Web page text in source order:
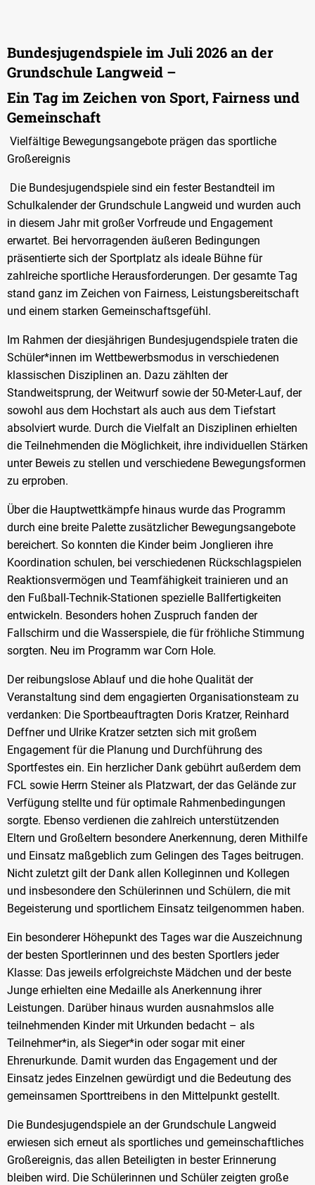
Bundesjugendspiele im Juli 2026 an der
Grundschule Langweid –
Ein Tag im Zeichen von Sport, Fairness und
Gemeinschaft
Vielfältige Bewegungsangebote prägen das sportliche
Großereignis
Die Bundesjugendspiele sind ein fester Bestandteil im
Schulkalender der Grundschule Langweid und wurden auch
in diesem Jahr mit großer Vorfreude und Engagement
erwartet. Bei hervorragenden äußeren Bedingungen
präsentierte sich der Sportplatz als ideale Bühne für
zahlreiche sportliche Herausforderungen. Der gesamte Tag
stand ganz im Zeichen von Fairness, Leistungsbereitschaft
und einem starken Gemeinschaftsgefühl.
Im Rahmen der diesjährigen Bundesjugendspiele traten die
Schüler*innen im Wettbewerbsmodus in verschiedenen
klassischen Disziplinen an. Dazu zählten der
Standweitsprung, der Weitwurf sowie der 50-Meter-Lauf, der
sowohl aus dem Hochstart als auch aus dem Tiefstart
absolviert wurde. Durch die Vielfalt an Disziplinen erhielten
die Teilnehmenden die Möglichkeit, ihre individuellen Stärken
unter Beweis zu stellen und verschiedene Bewegungsformen
zu erproben.
Über die Hauptwettkämpfe hinaus wurde das Programm
durch eine breite Palette zusätzlicher Bewegungsangebote
bereichert. So konnten die Kinder beim Jonglieren ihre
Koordination schulen, bei verschiedenen Rückschlagspielen
Reaktionsvermögen und Teamfähigkeit trainieren und an
den Fußball-Technik-Stationen spezielle Ballfertigkeiten
entwickeln. Besonders hohen Zuspruch fanden der
Fallschirm und die Wasserspiele, die für fröhliche Stimmung
sorgten. Neu im Programm war Corn Hole.
Der reibungslose Ablauf und die hohe Qualität der
Veranstaltung sind dem engagierten Organisationsteam zu
verdanken: Die Sportbeauftragten Doris Kratzer, Reinhard
Deffner und Ulrike Kratzer setzten sich mit großem
Engagement für die Planung und Durchführung des
Sportfestes ein. Ein herzlicher Dank gebührt außerdem dem
FCL sowie Herrn Steiner als Platzwart, der das Gelände zur
Verfügung stellte und für optimale Rahmenbedingungen
sorgte. Ebenso verdienen die zahlreich unterstützenden
Eltern und Großeltern besondere Anerkennung, deren Mithilfe
und Einsatz maßgeblich zum Gelingen des Tages beitrugen.
Nicht zuletzt gilt der Dank allen Kolleginnen und Kollegen
und insbesondere den Schülerinnen und Schülern, die mit
Begeisterung und sportlichem Einsatz teilgenommen haben.
Ein besonderer Höhepunkt des Tages war die Auszeichnung
der besten Sportlerinnen und des besten Sportlers jeder
Klasse: Das jeweils erfolgreichste Mädchen und der beste
Junge erhielten eine Medaille als Anerkennung ihrer
Leistungen. Darüber hinaus wurden ausnahmslos alle
teilnehmenden Kinder mit Urkunden bedacht – als
Teilnehmer*in, als Sieger*in oder sogar mit einer
Ehrenurkunde. Damit wurden das Engagement und der
Einsatz jedes Einzelnen gewürdigt und die Bedeutung des
gemeinsamen Sporttreibens in den Mittelpunkt gestellt.
Die Bundesjugendspiele an der Grundschule Langweid
erwiesen sich erneut als sportliches und gemeinschaftliches
Großereignis, das allen Beteiligten in bester Erinnerung
bleiben wird. Die Schülerinnen und Schüler zeigten große